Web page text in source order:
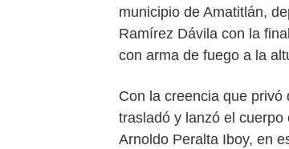
municipio de Amatitlán,
Ramírez Dávila con la
con arma de fuego a la
Con la creencia que
trasladó y lanzó el
Arnoldo Peralta Iboy, en